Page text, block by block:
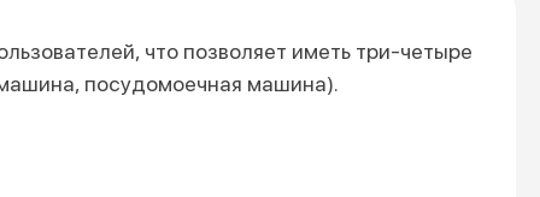
чтo позволяет иметь три-четыре
посудомоечная машина).